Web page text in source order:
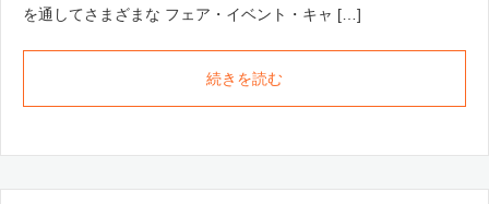
を通してさまざまな フェア・イベント・キャ […]
続きを読む